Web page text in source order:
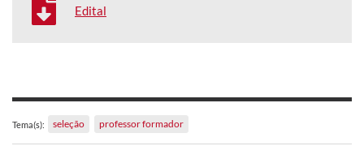
Edital
Tema(s): seleção professor formador